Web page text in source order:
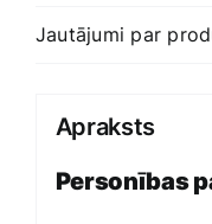
Jautājumi par
Apraksts
Personības